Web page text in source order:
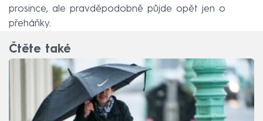
prosince, ale pravděpodobně půjde opět jen o
přeháňky.
Čtěte také